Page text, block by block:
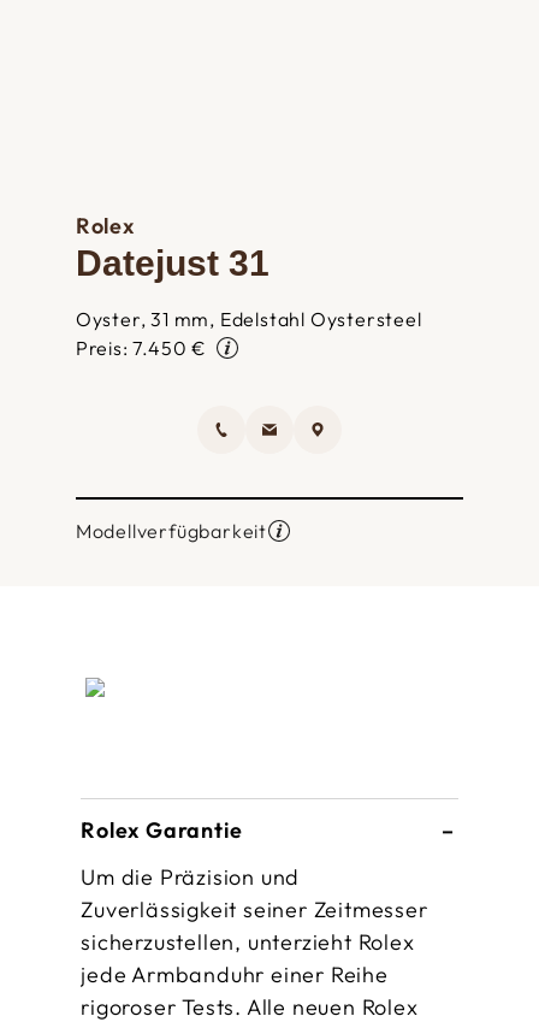
Rolex
Datejust 31
Oyster, 31 mm, Edelstahl Oystersteel
Preis: 7.450 €
Modellverfügbarkeit
Rolex Garantie
Um die Präzision und
Zuverlässigkeit seiner Zeitmesser
sicherzustellen, unterzieht Rolex
jede Armbanduhr einer Reihe
rigoroser Tests. Alle neuen Rolex